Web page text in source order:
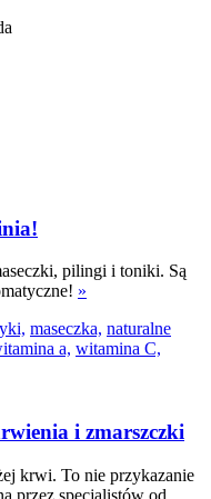
pilingi i toniki. Są
»
maseczka, naturalne
a, witamina C,
i zmarszczki
krwi. To nie przykazanie
przez specjalistów od